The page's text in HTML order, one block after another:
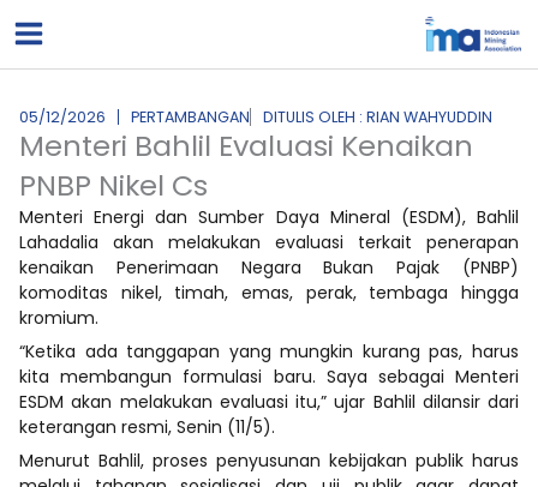
ke
05/12/2026 PERTAMBANGAN DITULIS OLEH : RIAN WAHYUDDIN
Menteri Bahlil Evaluasi Kenaikan
PNBP Nikel Cs
Menteri Energi dan Sumber Daya Mineral (ESDM), Bahlil
Lahadalia akan melakukan evaluasi terkait penerapan
kenaikan Penerimaan Negara Bukan Pajak (PNBP)
komoditas nikel, timah, emas, perak, tembaga hingga
kromium.
“Ketika ada tanggapan yang mungkin kurang pas, harus
kita membangun formulasi baru. Saya sebagai Menteri
ESDM akan melakukan evaluasi itu,” ujar Bahlil dilansir dari
keterangan resmi, Senin (11/5).
Menurut Bahlil, proses penyusunan kebijakan publik harus